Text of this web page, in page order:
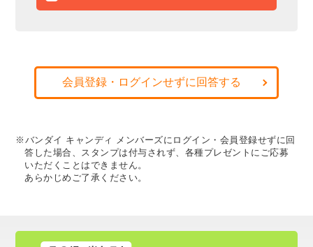
会員登録・ログインせずに回答する
※バンダイ キャンディ メンバーズにログイン・会員登録せずに回
答した場合、スタンプは付与されず、各種プレゼントにご応募
いただくことはできません。
あらかじめご了承ください。